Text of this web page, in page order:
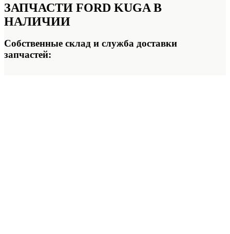
ЗАПЧАСТИ FORD KUGA В
НАЛИЧИИ
Собственные склад и служба доставки
запчастей: